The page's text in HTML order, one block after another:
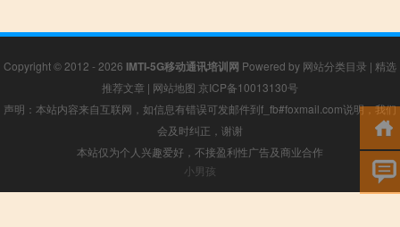
Copyright © 2012 - 2026 IMTI-5G移动通讯培训网 Powered by 网站分类目录 | 精选
推荐文章 | 网站地图 京ICP备10013130号
声明：本站内容来自互联网，如信息有错误可发邮件到f_fb#foxmail.com说明，我们
会及时纠正，谢谢
本站仅为个人兴趣爱好，不接盈利性广告及商业合作
小男孩